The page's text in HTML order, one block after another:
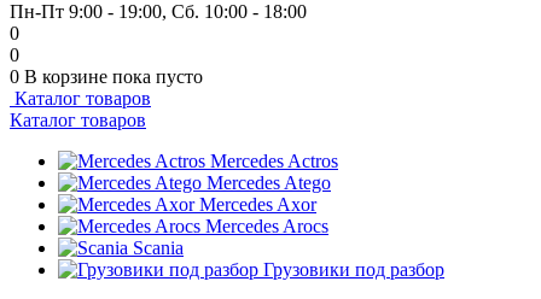
Пн-Пт 9:00 - 19:00, Сб. 10:00 - 18:00
0
0
0 В корзине пока пусто
Каталог товаров
Каталог товаров
Mercedes Actros
Mercedes Atego
Mercedes Axor
Mercedes Arocs
Scania
Грузовики под разбор